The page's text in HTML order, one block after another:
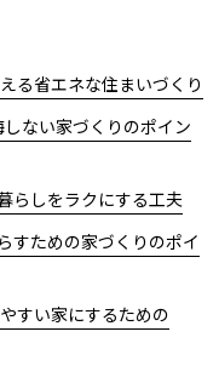
る省エネな住まいづくり
しない家づくりのポイン
らしをラクにする工夫
すための家づくりのポイ
すい家にするための